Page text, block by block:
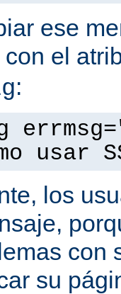
ese
con el
:
usar
los
con
su